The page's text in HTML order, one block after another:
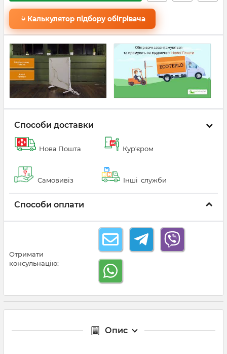
Калькулятор підбору обігрівача
Способи доставки
Нова Пошта Курʼєром
Самовивіз Інші служби
Способи оплати
Отримати
консульнацію:
Опис